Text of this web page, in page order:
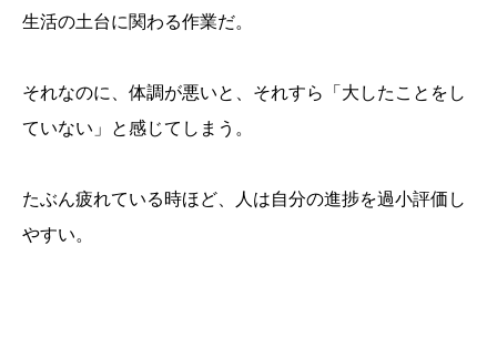
生活の土台に関わる作業だ。
それなのに、体調が悪いと、それすら「大したことをし
ていない」と感じてしまう。
たぶん疲れている時ほど、人は自分の進捗を過小評価し
やすい。